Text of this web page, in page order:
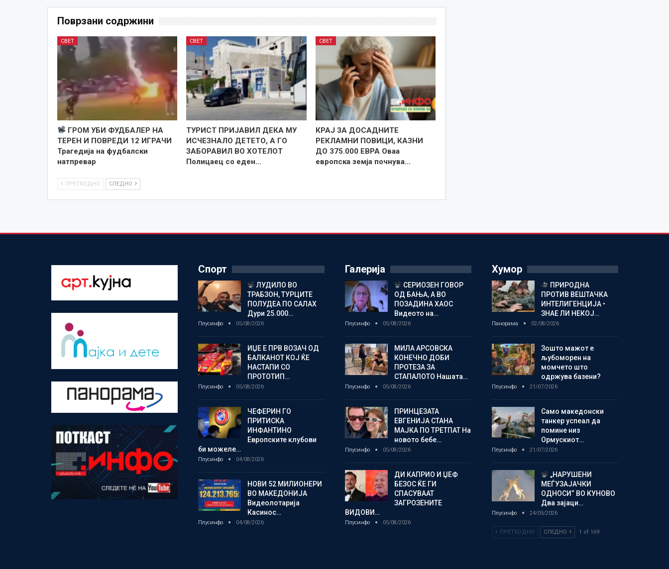
Поврзани содржини
СВЕТ
ГРОМ УБИ ФУДБАЛЕР НА
ТЕРЕН И ПОВРЕДИ 12 ИГРАЧИ
Трагедија на фудбалски
натпревар
СВЕТ
ТУРИСТ ПРИЈАВИЛ ДЕКА МУ
ИСЧЕЗНАЛО ДЕТЕТО, А ГО
ЗАБОРАВИЛ ВО ХОТЕЛОТ
Полицаец со еден…
СВЕТ
КРАЈ ЗА ДОСАДНИТЕ
РЕКЛАМНИ ПОВИЦИ, КАЗНИ
ДО 375.000 ЕВРА Оваа
европска земја почнува…
ПРЕТХОДНО СЛЕДНО
Спорт
ЛУДИЛО ВО
ТРАБЗОН, ТУРЦИТЕ
ПОЛУДЕА ПО САЛАХ
Дури 25.000…
Плусинфо 05/08/2026
ИЏЕ Е ПРВ ВОЗАЧ ОД
БАЛКАНОТ КОЈ ЌЕ
НАСТАПИ СО
ПРОТОТИП…
Плусинфо 05/08/2026
ЧЕФЕРИН ГО
ПРИТИСКА
ИНФАНТИНО
Европските клубови
би можеле…
Плусинфо 04/08/2026
НОВИ 52 МИЛИОНЕРИ
ВО МАКЕДОНИЈА
Видеолотарија
Касинос…
Плусинфо 04/08/2026
Галерија
СЕРИОЗЕН ГОВОР
ОД БАЊА, А ВО
ПОЗАДИНА ХАОС
Видеото на…
Плусинфо 05/08/2026
МИЛА АРСОВСКА
КОНЕЧНО ДОБИ
ПРОТЕЗА ЗА
СТАПАЛОТО Нашата…
Плусинфо 05/08/2026
ПРИНЦЕЗАТА
ЕВГЕНИЈА СТАНА
МАЈКА ПО ТРЕТПАТ На
новото бебе…
Плусинфо 05/08/2026
ДИ КАПРИО И ЏЕФ
БЕЗОС ЌЕ ГИ
СПАСУВААТ
ЗАГРОЗЕНИТЕ
ВИДОВИ…
Плусинфо 05/08/2026
Хумор
ПРИРОДНА
ПРОТИВ ВЕШТАЧКА
ИНТЕЛИГЕНЦИЈА •
ЗНАЕ ЛИ НЕКОЈ…
Панорама 02/08/2026
Зошто мажот е
љубоморен на
момчето што
одржува базени?
Плусинфо 21/07/2026
Само македонски
танкер успеал да
помине низ
Ормускиот…
Плусинфо 21/07/2026
„НАРУШЕНИ
МЕЃУЗАЈАЧКИ
ОДНОСИ“ ВО КУНОВО
Два зајаци…
Плусинфо 24/05/2026
ПРЕТХОДНО СЛЕДНО 1 of 169